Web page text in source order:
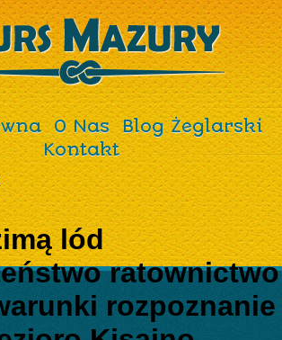
O Nas
Blog Żeglarski
Kontakt
lód
ratownictwo
rozpoznanie